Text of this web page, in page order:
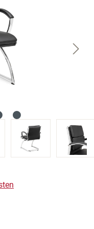
5 von 5 Sternen